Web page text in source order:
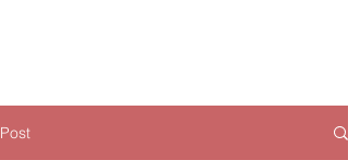
Post